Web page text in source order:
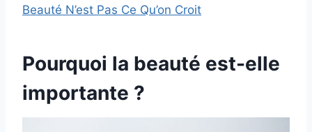
Beauté N’est Pas Ce Qu’on Croit
Pourquoi la beauté est-elle
importante ?